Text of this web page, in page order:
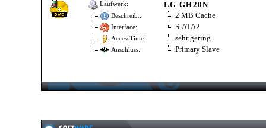
Laufwerk: LG GH20N
Beschreib.: 2 MB Cache
Interface: S-ATA2
AccessTime: sehr gering
Anschluss: Primary Slave